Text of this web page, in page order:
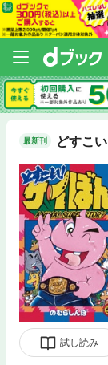
最新刊 どすこ
試し読み